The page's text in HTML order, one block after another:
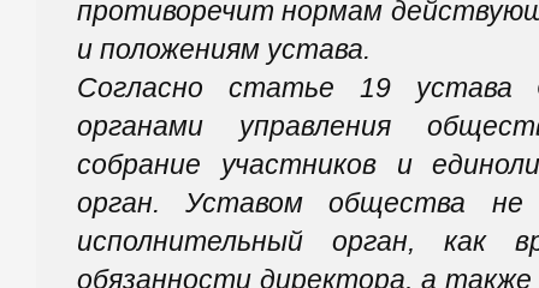
противоречит нормам
и положениям устава.
Согласно статье 19
органами управления
собрание участников и
орган. Уставом общества не
исполнительный орган, как
обязанности директора, а также